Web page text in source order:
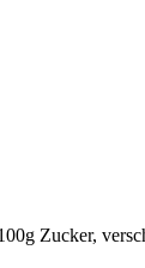
Zucker,